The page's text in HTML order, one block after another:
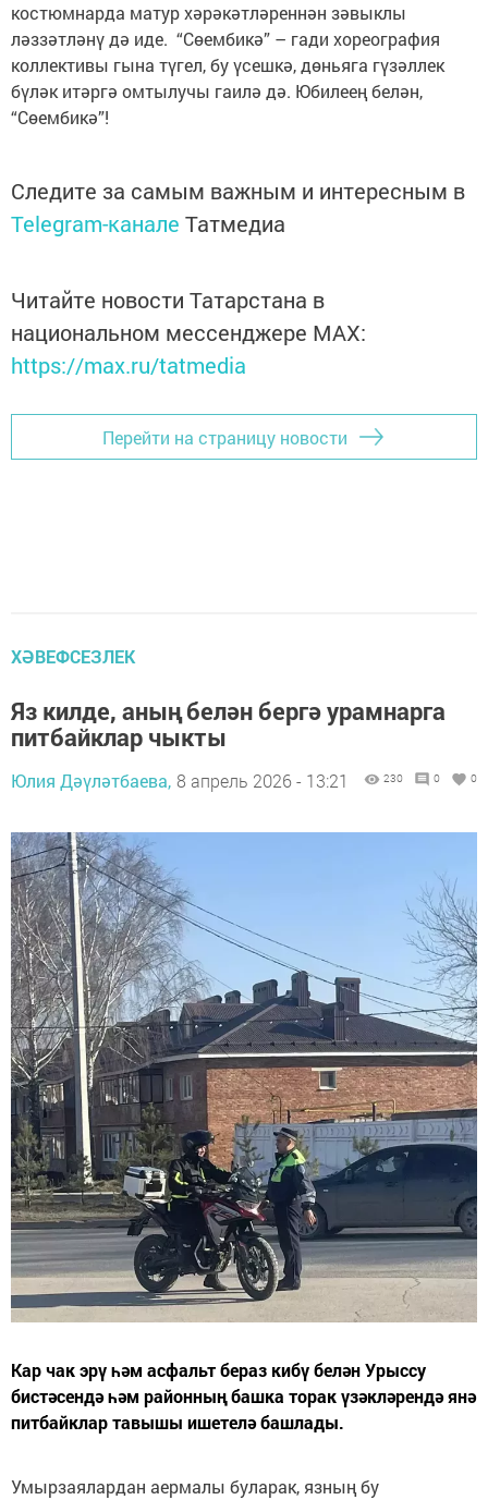
костюмнарда матур хәрәкәтләреннән зәвыклы
ләззәтләнү дә иде. “Сөембикә” – гади хореография
коллективы гына түгел, бу үсешкә, дөньяга гүзәллек
бүләк итәргә омтылучы гаилә дә. Юбилеең белән,
“Сөембикә”!
Следите за самым важным и интересным в
Telegram-канале Татмедиа
Читайте новости Татарстана в
национальном мессенджере MАХ:
https://max.ru/tatmedia
Перейти на страницу новости
ХӘВЕФСЕЗЛЕК
Яз килде, аның белән бергә урамнарга
питбайклар чыкты
Юлия Дәүләтбаева, 8 апрель 2026 - 13:21 230 0 0
Кар чак эрү һәм асфальт бераз кибү белән Урыссу
бистәсендә һәм районның башка торак үзәкләрендә янә
питбайклар тавышы ишетелә башлады.
Умырзаялардан аермалы буларак, язның бу